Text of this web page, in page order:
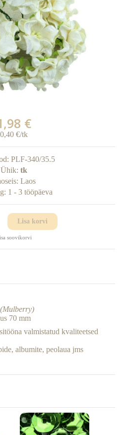
€
0,40 €/tk
PLF-340/35.5
Ühik: tk
Laos
1 - 3 tööpäeva
Lisa korvi
soovikorvi
70 mm
valmistatud kvaliteetsed
albumite, peolaua jms